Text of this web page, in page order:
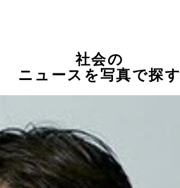
社会の
ニュースを写真で探す